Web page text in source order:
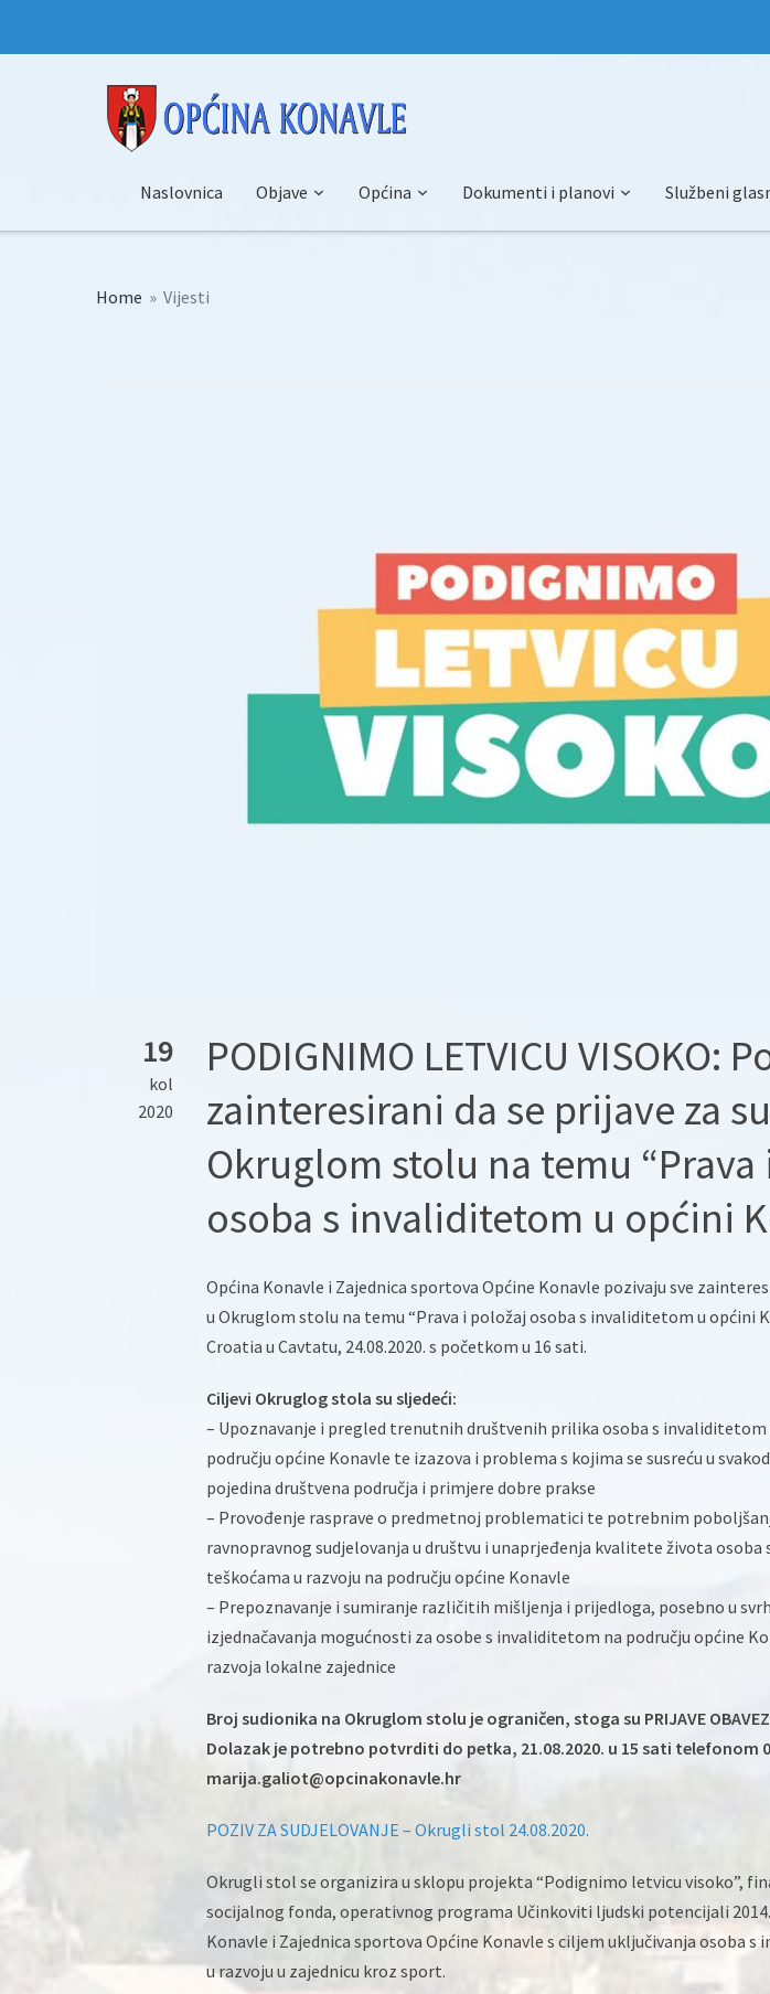
Naslovnica Objave Općina Dokumenti i planovi Službeni
Home » Vijesti
19
kol
2020
PODIGNIMO LETVICU VISOKO:
zainteresirani da se prijave za
Okruglom stolu na temu
osoba s invaliditetom u općini
Općina Konavle i Zajednica sportova Općine Konavle pozivaju sve
u Okruglom stolu na temu “Prava i položaj osoba s invaliditetom u općini
Croatia u Cavtatu, 24.08.2020. s početkom u 16 sati.
Ciljevi Okruglog stola su sljedeći:
– Upoznavanje i pregled trenutnih društvenih prilika osoba s invaliditetom
području općine Konavle te izazova i problema s kojima se susreću u
pojedina društvena područja i primjere dobre prakse
– Provođenje rasprave o predmetnoj problematici te potrebnim
ravnopravnog sudjelovanja u društvu i unaprjeđenja kvalitete života osoba
teškoćama u razvoju na području općine Konavle
– Prepoznavanje i sumiranje različitih mišljenja i prijedloga, posebno u
izjednačavanja mogućnosti za osobe s invaliditetom na području općine
razvoja lokalne zajednice
Broj sudionika na Okruglom stolu je ograničen, stoga su PRIJAVE
Dolazak je potrebno potvrditi do petka, 21.08.2020. u 15 sati telefonom
marija.galiot@opcinakonavle.hr
POZIV ZA SUDJELOVANJE – Okrugli stol 24.08.2020.
Okrugli stol se organizira u sklopu projekta “Podignimo letvicu visoko”,
socijalnog fonda, operativnog programa Učinkoviti ljudski potencijali
Konavle i Zajednica sportova Općine Konavle s ciljem uključivanja osoba
u razvoju u zajednicu kroz sport.